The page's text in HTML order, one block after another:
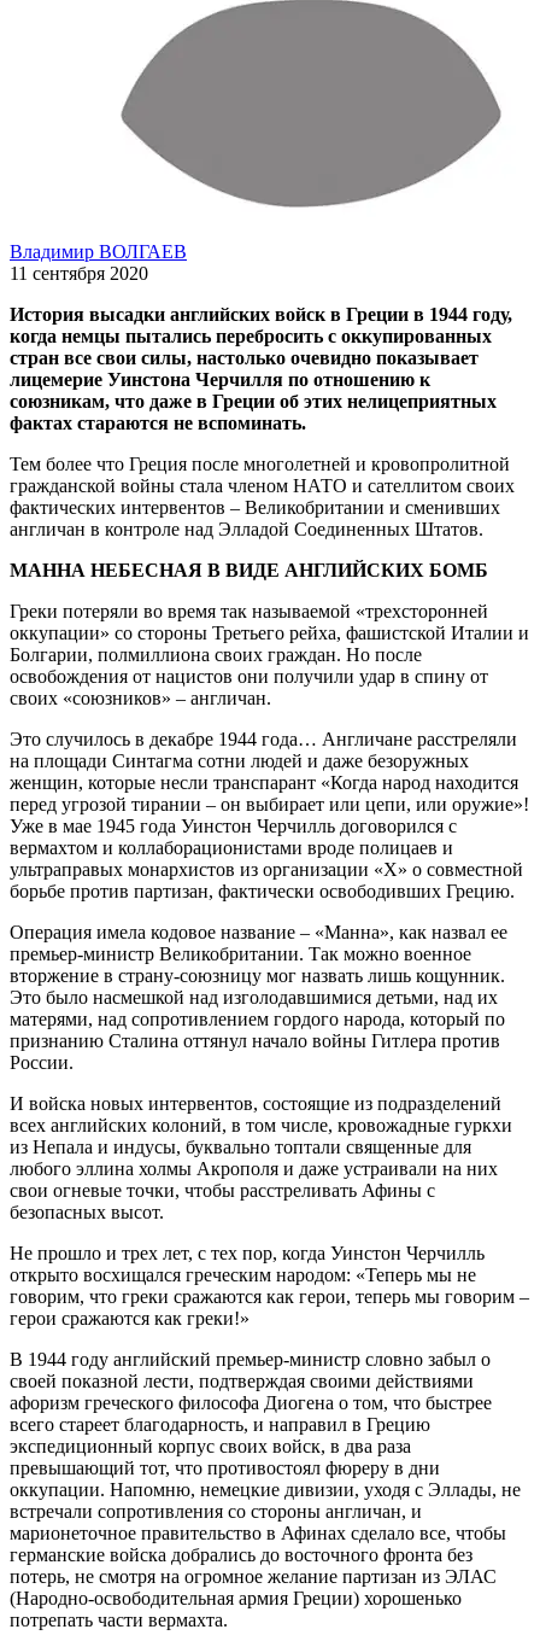
Владимир ВОЛГАЕВ
11 сентября 2020
История высадки английских войск в Греции в 1944 году,
когда немцы пытались перебросить с оккупированных
стран все свои силы, настолько очевидно показывает
лицемерие Уинстона Черчилля по отношению к
союзникам, что даже в Греции об этих нелицеприятных
фактах стараются не вспоминать.
Тем более что Греция после многолетней и кровопролитной
гражданской войны стала членом НАТО и сателлитом своих
фактических интервентов – Великобритании и сменивших
англичан в контроле над Элладой Соединенных Штатов.
МАННА НЕБЕСНАЯ В ВИДЕ АНГЛИЙСКИХ БОМБ
Греки потеряли во время так называемой «трехсторонней
оккупации» со стороны Третьего рейха, фашистской Италии и
Болгарии, полмиллиона своих граждан. Но после
освобождения от нацистов они получили удар в спину от
своих «союзников» – англичан.
Это случилось в декабре 1944 года… Англичане расстреляли
на площади Синтагма сотни людей и даже безоружных
женщин, которые несли транспарант «Когда народ находится
перед угрозой тирании – он выбирает или цепи, или оружие»!
Уже в мае 1945 года Уинстон Черчилль договорился с
вермахтом и коллаборационистами вроде полицаев и
ультраправых монархистов из организации «Х» о совместной
борьбе против партизан, фактически освободивших Грецию.
Операция имела кодовое название – «Манна», как назвал ее
премьер-министр Великобритании. Так можно военное
вторжение в страну-союзницу мог назвать лишь кощунник.
Это было насмешкой над изголодавшимися детьми, над их
матерями, над сопротивлением гордого народа, который по
признанию Сталина оттянул начало войны Гитлера против
России.
И войска новых интервентов, состоящие из подразделений
всех английских колоний, в том числе, кровожадные гуркхи
из Непала и индусы, буквально топтали священные для
любого эллина холмы Акрополя и даже устраивали на них
свои огневые точки, чтобы расстреливать Афины с
безопасных высот.
Не прошло и трех лет, с тех пор, когда Уинстон Черчилль
открыто восхищался греческим народом: «Теперь мы не
говорим, что греки сражаются как герои, теперь мы говорим –
герои сражаются как греки!»
В 1944 году английский премьер-министр словно забыл о
своей показной лести, подтверждая своими действиями
афоризм греческого философа Диогена о том, что быстрее
всего стареет благодарность, и направил в Грецию
экспедиционный корпус своих войск, в два раза
превышающий тот, что противостоял фюреру в дни
оккупации. Напомню, немецкие дивизии, уходя с Эллады, не
встречали сопротивления со стороны англичан, и
марионеточное правительство в Афинах сделало все, чтобы
германские войска добрались до восточного фронта без
потерь, не смотря на огромное желание партизан из ЭЛАС
(Народно-освободительная армия Греции) хорошенько
потрепать части вермахта.